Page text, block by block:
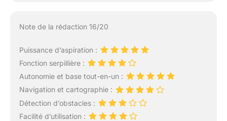
Note de la rédaction 16/20
Puissance d’aspiration :
Fonction serpillière :
Autonomie et base tout-en-un :
Navigation et cartographie :
Détection d’obstacles :
Facilité d’utilisation :